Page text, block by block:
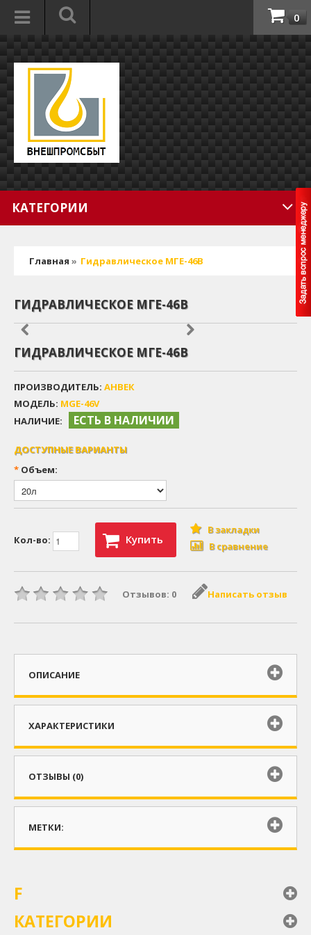
0
КАТЕГОРИИ
Главная » Гидравлическое МГЕ-46В
ГИДРАВЛИЧЕСКОЕ МГЕ-46В
ГИДРАВЛИЧЕСКОЕ МГЕ-46В
ПРОИЗВОДИТЕЛЬ: АНВЕК
МОДЕЛЬ: MGE-46V
НАЛИЧИЕ:
ЕСТЬ В НАЛИЧИИ
ДОСТУПНЫЕ ВАРИАНТЫ
* Объем:
Кол-во: Купить
В закладки
В сравнение
Отзывов: 0 Написать отзыв
ОПИСАНИЕ
ХАРАКТЕРИСТИКИ
ОТЗЫВЫ (0)
МЕТКИ:
F
КАТЕГОРИИ